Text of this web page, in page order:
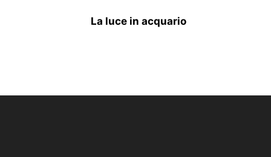
La luce in acquario